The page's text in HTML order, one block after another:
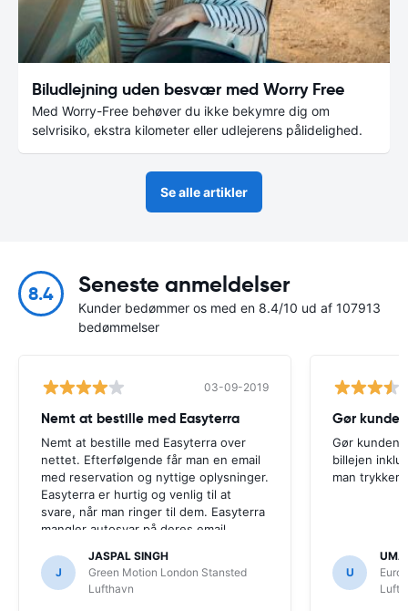
Biludlejning uden besvær med Worry Free
Med Worry-Free behøver du ikke bekymre dig om
selvrisiko, ekstra kilometer eller udlejerens pålidelighed.
Se alle artikler
8.4 Seneste anmeldelser
Kunder bedømmer os med en 8.4/10 ud af 107913
bedømmelser
03-09-2019
Nemt at bestille med Easyterra
Nemt at bestille med Easyterra over
nettet. Efterfølgende får man en email
med reservation og nyttige oplysninger.
Easyterra er hurtig og venlig til at
svare, når man ringer til dem. Easyterra
mangler autosvar på deres email
modtaget ens email, når man prøver at
kontakte dem via email.
J
JASPAL SINGH
Green Motion London Stansted
Lufthavn
Gør
Gør kunden
billejen
man trykker
U